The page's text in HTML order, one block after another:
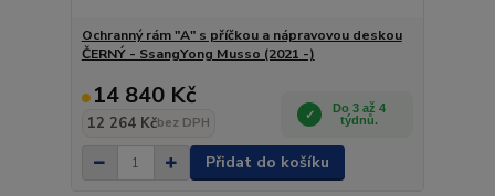
Ochranný rám "A" s příčkou a nápravovou deskou
ČERNÝ - SsangYong Musso (2021 -)
14 840 Kč
12 264 Kčbez DPH
Do 3 až 4
týdnů.
Přidat do košíku